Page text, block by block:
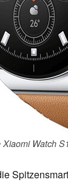
Xiaomi Watch